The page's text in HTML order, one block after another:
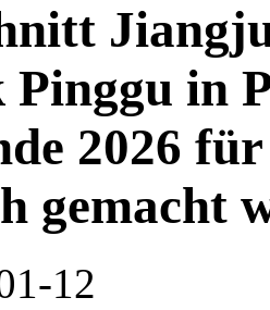
in
2026
gemacht
12